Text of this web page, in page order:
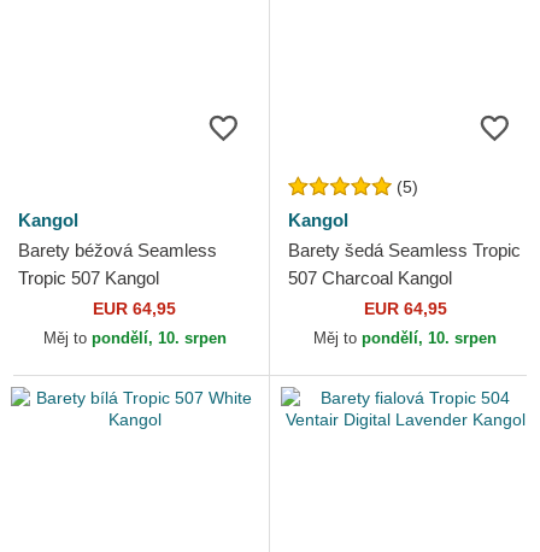
Kangol
Barety béžová Seamless
Tropic 507 Kangol
EUR 64,95
Měj to pondělí, 10. srpen
(5)
Kangol
Barety šedá Seamless Tropic
507 Charcoal Kangol
EUR 64,95
Měj to pondělí, 10. srpen